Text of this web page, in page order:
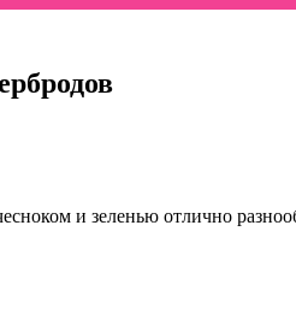
и зеленью отлично